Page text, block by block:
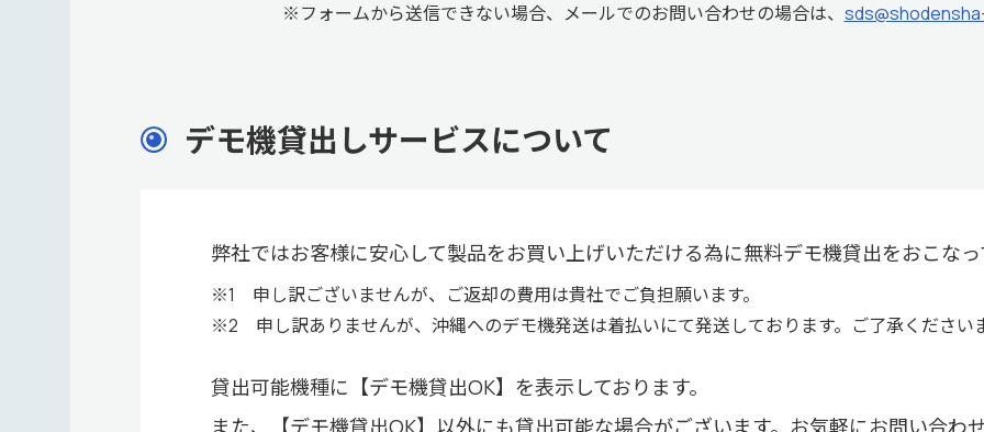
※フォームから送信できない場合、メールでのお問い合わせの場合は、
デモ機貸出しサービスについて
弊社ではお客様に安心して製品をお買い上げいただける為に無料デモ機貸出をおこな
※1 申し訳ございませんが、ご返却の費用は貴社でご負担願います。
※2 申し訳ありませんが、沖縄へのデモ機発送は着払いにて発送しております。ご了承ください
貸出可能機種に【デモ機貸出OK】を表示しております。
また、【デモ機貸出OK】以外にも貸出可能な場合がございます。お気軽にお問い合わ